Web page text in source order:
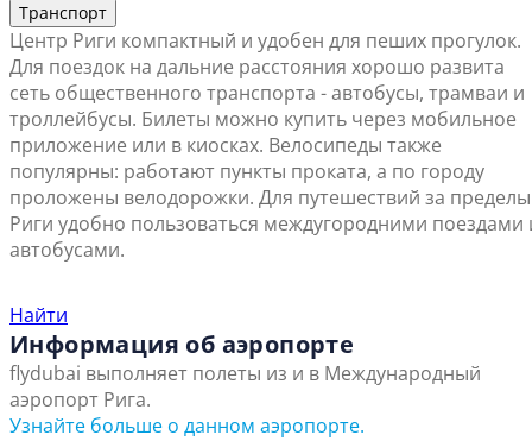
Транспорт
Центр Риги компактный и удобен для пеших прогулок.
Для поездок на дальние расстояния хорошо развита
сеть общественного транспорта - автобусы, трамваи и
троллейбусы. Билеты можно купить через мобильное
приложение или в киосках. Велосипеды также
популярны: работают пункты проката, а по городу
проложены велодорожки. Для путешествий за пределы
Риги удобно пользоваться междугородними поездами
автобусами.
Найти
Информация об аэропорте
flydubai выполняет полеты из и в Международный
аэропорт Рига.
Узнайте больше о данном аэропорте.